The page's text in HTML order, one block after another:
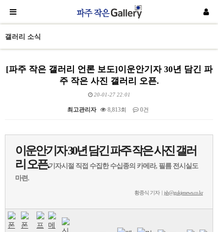
갤러리 소식
[파주 작은 갤러리 언론 보도]이운안기자 30년 담긴 파
주 작은 사진 갤러리 오픈.
20-01-27 22:01
최고관리자 8,813회 0건
본문
이운안기자 30년 담긴 파주 작은 사진 갤러
리 오픈.기자시절 직접 수집한 수십종의 카메라, 필름 전시실도
마련.
황종식 기자 | jsh@gukjenews.co.kr